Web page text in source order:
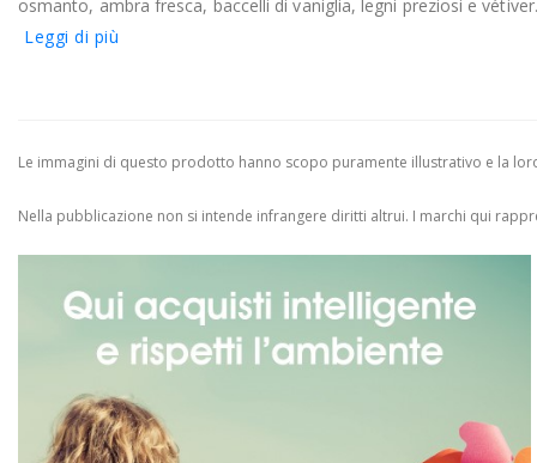
osmanto, ambra fresca, baccelli di vaniglia, legni preziosi e vétiver.
Leggi di più
Le immagini di questo prodotto hanno scopo puramente illustrativo e la
Nella pubblicazione non si intende infrangere diritti altrui. I marchi qui